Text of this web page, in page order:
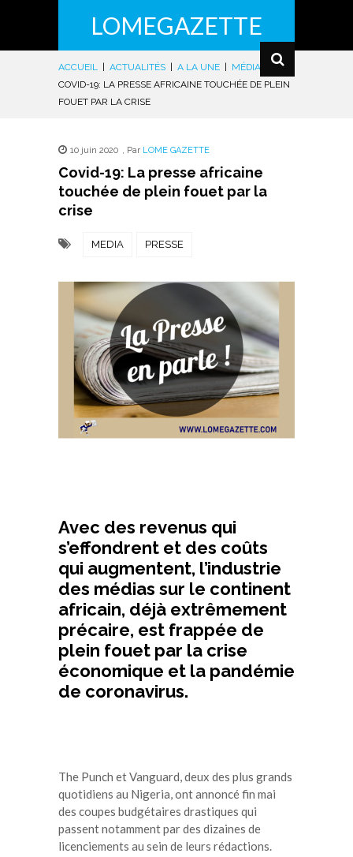
LOMEGAZETTE
ACCUEIL ACTUALITÉS A LA UNE MÉDIAS
|
COVID-19: LA PRESSE AFRICAINE TOUCHÉE DE PLEIN
FOUET PAR LA CRISE
10 juin 2020 , Par LOME GAZETTE
Covid-19: La presse africaine
touchée de plein fouet par la
crise
MEDIA PRESSE
Avec des revenus qui
s’effondrent et des coûts
qui augmentent, l’industrie
des médias sur le continent
africain, déjà extrêmement
précaire, est frappée de
plein fouet par la crise
économique et la pandémie
de coronavirus.
The Punch et Vanguard, deux des plus grands
quotidiens au Nigeria, ont annoncé fin mai
des coupes budgétaires drastiques qui
passent notamment par des dizaines de
licenciements au sein de leurs rédactions.